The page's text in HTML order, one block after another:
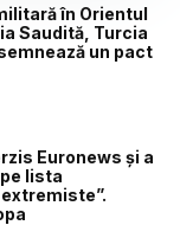
în Orientul
Saudită, Turcia
un pact
Euronews și a
lista